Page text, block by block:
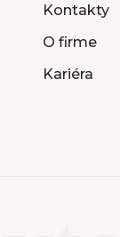
Kontakty
O firme
Kariéra